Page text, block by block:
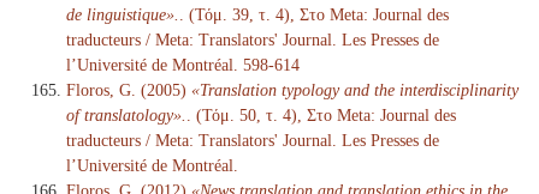
de linguistique».
. (Τόμ. 39, τ. 4), Στο Meta: Journal des
traducteurs / Meta: Translators' Journal. Les Presses de
l’Université de Montréal. 598-614
Floros, G. (2005) «Translation typology and the interdisciplinarity
of translatology».
. (Τόμ. 50, τ. 4), Στο Meta: Journal des
traducteurs / Meta: Translators' Journal. Les Presses de
l’Université de Montréal.